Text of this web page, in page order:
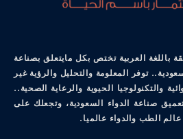
باللغة العربية تختص بكل مايتعلق بصناعة
توفر المعلومة والتحليل والرؤية غير
والتكنولوجيا الحيوية والرعاية الصحية..
صناعة الدواء السعودية، وتجعلك على
الطب والدواء عالميا.